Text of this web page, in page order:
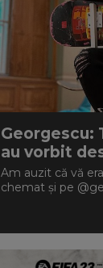
Georgescu:
au vorbit
Am auzit că vă
chemat și pe